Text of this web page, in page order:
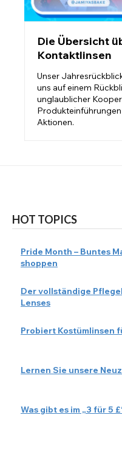
HOT TOPICS
Pride Month – Buntes
shoppen
Der vollständige
Lenses
Probiert Kostümlinsen
Lernen Sie unsere
Was gibt es im „3 für 5
Die Übersicht
Kontaktlinsen
Unser
uns auf einem
unglaublicher
Aktionen.